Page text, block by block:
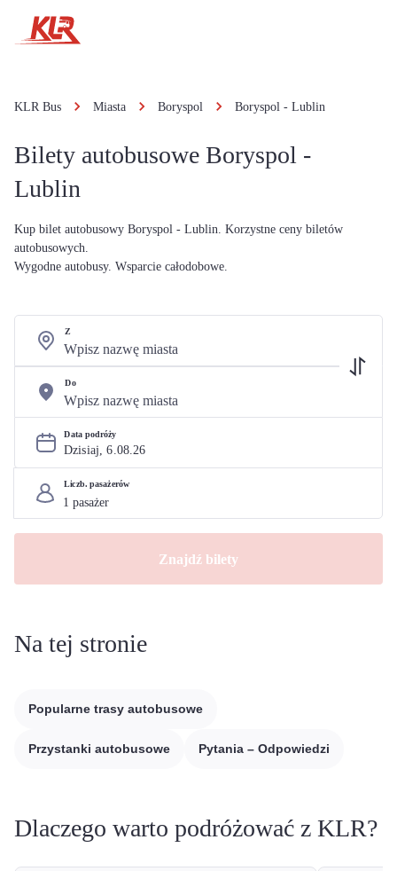
KLR Bus Miasta Boryspol Boryspol - Lublin
Bilety autobusowe Boryspol -
Lublin
Kup bilet autobusowy Boryspol - Lublin. Korzystne ceny biletów
autobusowych.
Wygodne autobusy. Wsparcie całodobowe.
Z
Do
Data podróży
Dzisiaj, 6.08.26
Liczb. pasażerów
Znajdź bilety
Na tej stronie
Popularne trasy autobusowe
Przystanki autobusowe Pytania – Odpowiedzi
Dlaczego warto podróżować z KLR?